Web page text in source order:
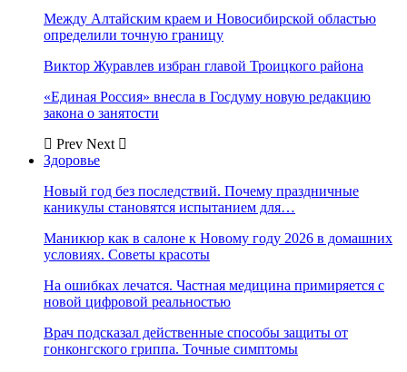
Между Алтайским краем и Новосибирской областью
определили точную границу
Виктор Журавлев избран главой Троицкого района
«Единая Россия» внесла в Госдуму новую редакцию
закона о занятости
Prev Next
Здоровье
Новый год без последствий. Почему праздничные
каникулы становятся испытанием для…
Маникюр как в салоне к Новому году 2026 в домашних
условиях. Советы красоты
На ошибках лечатся. Частная медицина примиряется с
новой цифровой реальностью
Врач подсказал действенные способы защиты от
гонконгского гриппа. Точные симптомы